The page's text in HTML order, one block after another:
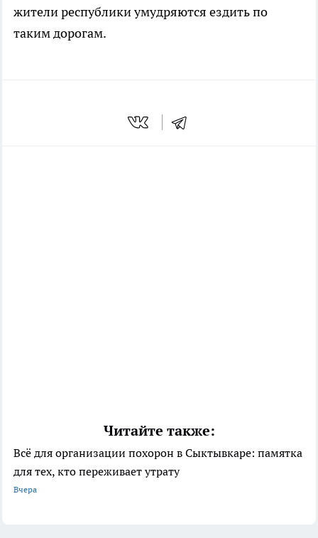
жители республики умудряются ездить по
таким дорогам.
Читайте также:
Всё для организации похорон в Сыктывкаре: памятка
для тех, кто переживает утрату
Вчера